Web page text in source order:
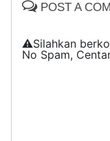
POST A
⚠️Silahkan
No Spam,